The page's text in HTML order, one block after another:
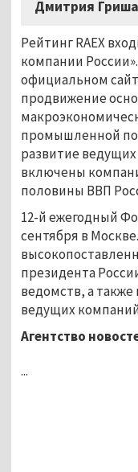
Дмитрия
Рейтинг RAEX
компании
официальном
продвижение
промышленной
развитие
включены
половины ВВП
12-й ежегодный
сентября в
президента
ведомств, а
ведущих
Агентство
...